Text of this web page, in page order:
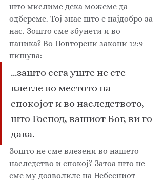
што мислиме дека можеме да
одбереме. Тој знае што е најдобро за
нас. Зошто сме збунети и во
паника? Во Повторени закони 12:9
пишува:
...зашто сега уште не сте
влегле во местото на
спокојот и во наследството,
што Господ, вашиот Бог, ви го
дава.
Зошто не сме влезени во нашето
наследство и спокој? Затоа што не
сме му дозволиле на Небесниот